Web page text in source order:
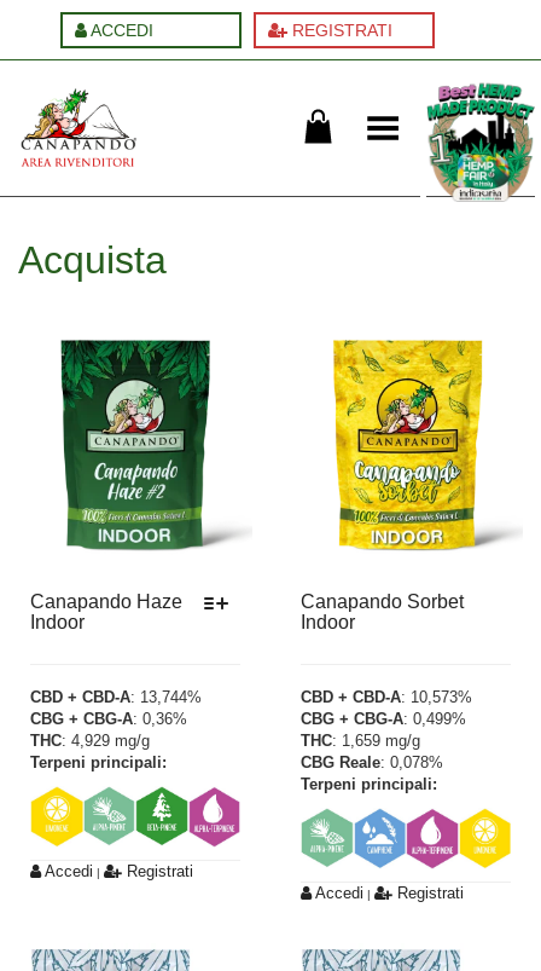
ACCEDI REGISTRATI
Cambia menu
Acquista
Canapando Haze
Indoor
prodotto
ha
più
varianti.
Le
opzioni
possono
nella
CBD + CBD-A: 13,744%
CBG + CBG-A: 0,36%
THC: 4,929 mg/g
Terpeni principali:
Accedi | Registrati
Canapando Sorbet
Indoor
CBD + CBD-A: 10,573%
CBG + CBG-A: 0,499%
THC: 1,659 mg/g
CBG Reale: 0,078%
Terpeni principali:
Accedi | Registrati